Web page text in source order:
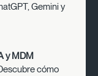
Gemini y
y MDM
cómo